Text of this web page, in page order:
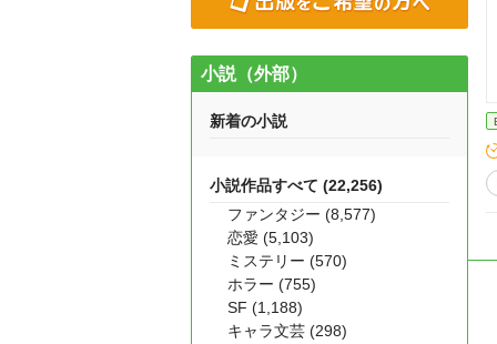
小説（外部）
新着の小説
小説作品すべて (22,256)
ファンタジー (8,577)
恋愛 (5,103)
ミステリー (570)
ホラー (755)
SF (1,188)
キャラ文芸 (298)